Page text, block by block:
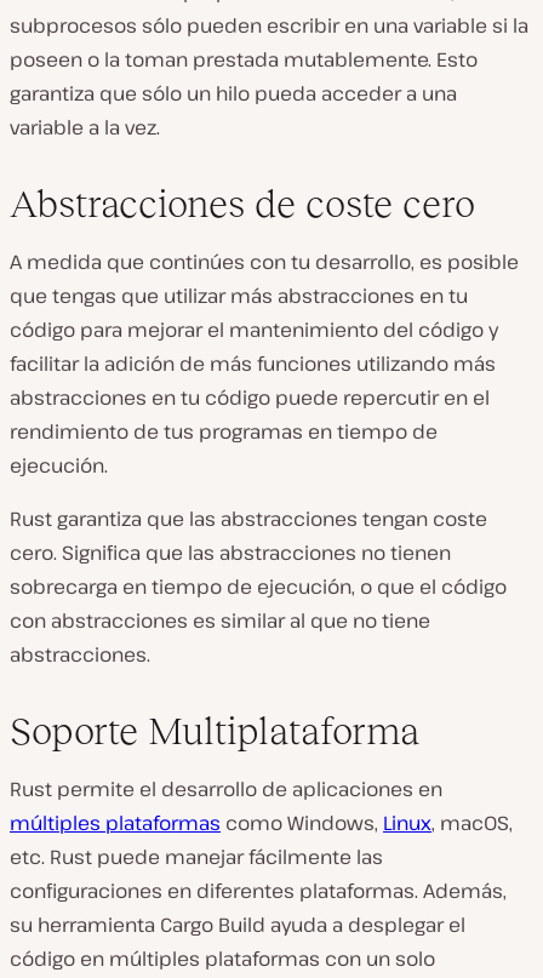
subprocesos sólo pueden escribir en una variable si la
poseen o la toman prestada mutablemente. Esto
garantiza que sólo un hilo pueda acceder a una
variable a la vez.
Abstracciones de coste cero
A medida que continúes con tu desarrollo, es posible
que tengas que utilizar más abstracciones en tu
código para mejorar el mantenimiento del código y
facilitar la adición de más funciones utilizando más
abstracciones en tu código puede repercutir en el
rendimiento de tus programas en tiempo de
ejecución.
Rust garantiza que las abstracciones tengan coste
cero. Significa que las abstracciones no tienen
sobrecarga en tiempo de ejecución, o que el código
con abstracciones es similar al que no tiene
abstracciones.
Soporte Multiplataforma
Rust permite el desarrollo de aplicaciones en
múltiples plataformas como Windows, Linux, macOS,
etc. Rust puede manejar fácilmente las
configuraciones en diferentes plataformas. Además,
su herramienta Cargo Build ayuda a desplegar el
código en múltiples plataformas con un solo